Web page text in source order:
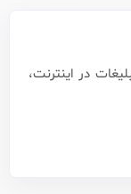
در اینترنت،